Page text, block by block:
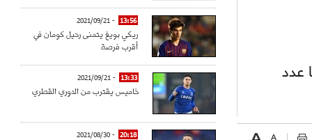
حالة وأيضا عدد
13:56
- 2021/09/21
ريكي بويغ يتمنى رحيل كومان في
أقرب فرصة
13:33
- 2021/09/21
خاميس يقترب من الدوري القطري
20:18
- 2021/08/30